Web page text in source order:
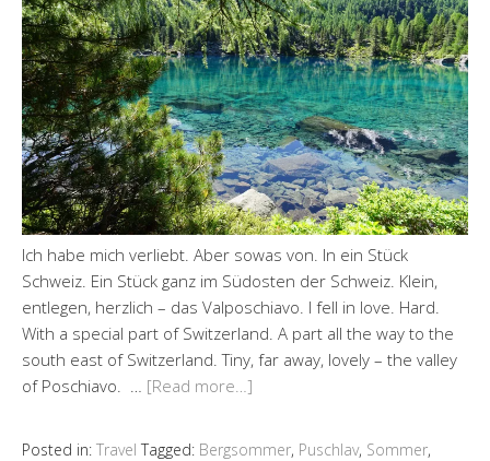
Ich habe mich verliebt. Aber sowas von. In ein Stück
Schweiz. Ein Stück ganz im Südosten der Schweiz. Klein,
entlegen, herzlich – das Valposchiavo. I fell in love. Hard.
With a special part of Switzerland. A part all the way to the
south east of Switzerland. Tiny, far away, lovely – the valley
of Poschiavo. … [Read more…]
Posted in: Travel Tagged: Bergsommer, Puschlav, Sommer,